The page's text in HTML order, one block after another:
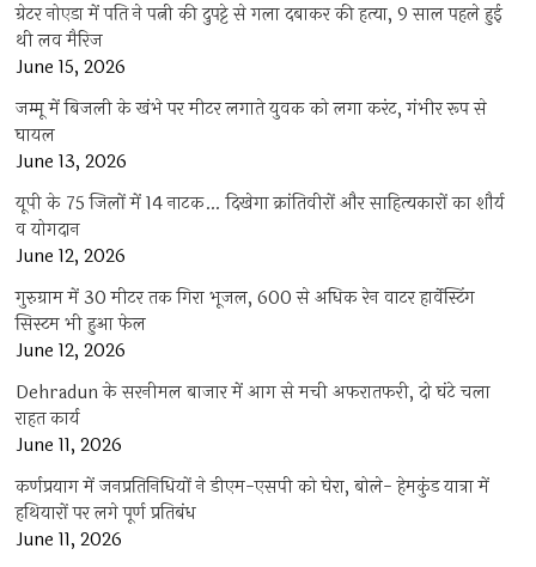
ग्रेटर नोएडा में पति ने पत्नी की दुपट्टे से गला दबाकर की हत्या, 9 साल पहले हुई
थी लव मैरिज
June 15, 2026
जम्मू में बिजली के खंभे पर मीटर लगाते युवक को लगा करंट, गंभीर रूप से
घायल
June 13, 2026
यूपी के 75 जिलों में 14 नाटक… दिखेगा क्रांतिवीरों और साहित्यकारों का शौर्य
व योगदान
June 12, 2026
गुरुग्राम में 30 मीटर तक गिरा भूजल, 600 से अधिक रेन वाटर हार्वेस्टिंग
सिस्टम भी हुआ फेल
June 12, 2026
Dehradun के सरनीमल बाजार में आग से मची अफरातफरी, दो घंटे चला
राहत कार्य
June 11, 2026
कर्णप्रयाग में जनप्रतिनिधियों ने डीएम-एसपी को घेरा, बोले- हेमकुंड यात्रा में
हथियारों पर लगे पूर्ण प्रतिबंध
June 11, 2026